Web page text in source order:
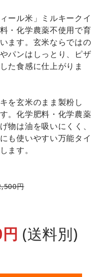
ール米」ミルキークイ
・化学農薬不使用で育
ます。玄米ならではの
パンはしっとり、ピザ
た食感に仕上がりま
を玄米のまま製粉し
。化学肥料・化学農薬
物は油を吸いにくく、
も使いやすい万能タイ
ます。
円
(送料別)